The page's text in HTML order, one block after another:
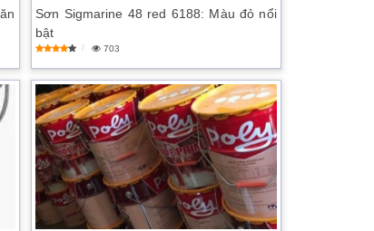
Sơn Sigmarine 48 red 6188: Màu đỏ nổi
bật
703